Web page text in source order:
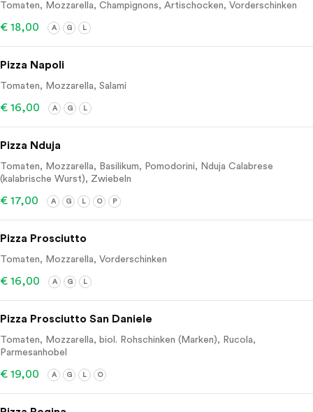
Tomaten, Mozzarella, Champignons, Artischocken, Vorderschinken
€ 18,00 A G L
Pizza Napoli
Tomaten, Mozzarella, Salami
€ 16,00 A G L
Pizza Nduja
Tomaten, Mozzarella, Basilikum, Pomodorini, Nduja Calabrese
(kalabrische Wurst), Zwiebeln
€ 17,00 A G L O P
Pizza Prosciutto
Tomaten, Mozzarella, Vorderschinken
€ 16,00 A G L
Pizza Prosciutto San Daniele
Tomaten, Mozzarella, biol. Rohschinken (Marken), Rucola,
Parmesanhobel
€ 19,00 A G L O